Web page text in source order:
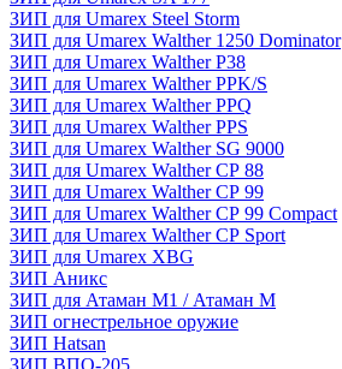
ЗИП для Umarex Steel Storm
ЗИП для Umarex Walther 1250 Dominator
ЗИП для Umarex Walther P38
ЗИП для Umarex Walther PPK/S
ЗИП для Umarex Walther PPQ
ЗИП для Umarex Walther PPS
ЗИП для Umarex Walther SG 9000
ЗИП для Umarex Walther СР 88
ЗИП для Umarex Walther СР 99
ЗИП для Umarex Walther СР 99 Compact
ЗИП для Umarex Walther СР Sport
ЗИП для Umarex XBG
ЗИП Аникс
ЗИП для Атаман М1 / Атаман М
ЗИП огнестрельное оружие
ЗИП Hatsan
ЗИП ВПО-205